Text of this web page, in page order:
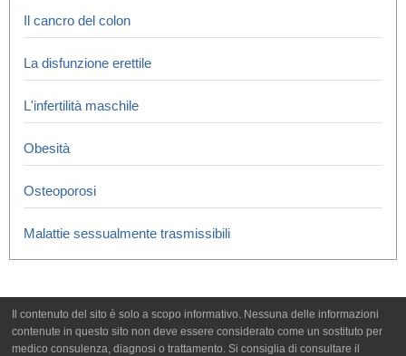
Il cancro del colon
La disfunzione erettile
L'infertilità maschile
Obesità
Osteoporosi
Malattie sessualmente trasmissibili
Il contenuto del sito è solo a scopo informativo. Nessuna delle informazioni
contenute in questo sito non deve essere considerato come un sostituto per
medico consulenza, diagnosi o trattamento. Si consiglia di consultare il